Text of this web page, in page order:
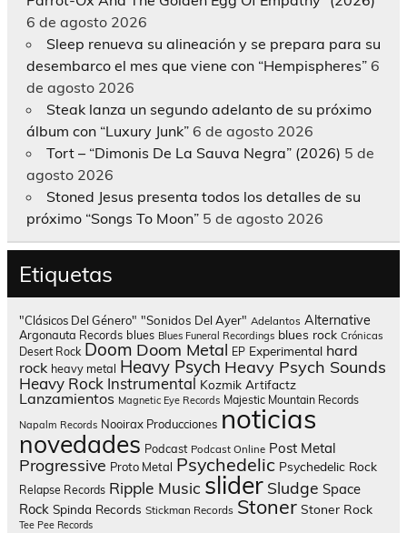
6 de agosto 2026
Sleep renueva su alineación y se prepara para su
desembarco el mes que viene con “Hempispheres” 6
de agosto 2026
Steak lanza un segundo adelanto de su próximo
álbum con “Luxury Junk” 6 de agosto 2026
Tort – “Dimonis De La Sauva Negra” (2026) 5 de
agosto 2026
Stoned Jesus presenta todos los detalles de su
próximo “Songs To Moon” 5 de agosto 2026
Etiquetas
"Clásicos Del Género" "Sonidos Del Ayer" Adelantos Alternative
Argonauta Records blues Blues Funeral Recordings blues rock Crónicas
Desert Rock Doom Doom Metal EP Experimental hard
rock heavy metal Heavy Psych Heavy Psych Sounds
Heavy Rock Instrumental Kozmik Artifactz
Lanzamientos Magnetic Eye Records Majestic Mountain Records
Napalm Records Nooirax Producciones noticias
novedades Podcast Podcast Online Post Metal
Progressive Proto Metal Psychedelic Psychedelic Rock
Relapse Records Ripple Music slider Sludge Space
Rock Spinda Records Stickman Records Stoner Stoner Rock
Tee Pee Records